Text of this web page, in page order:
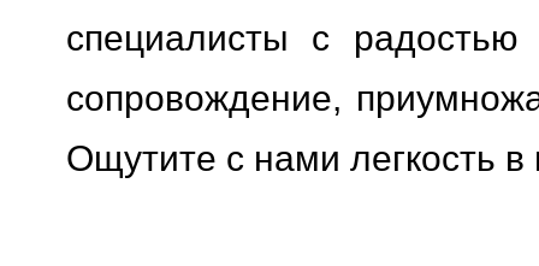
специалисты с радостью
сопровождение,
Ощутите с нами легкость